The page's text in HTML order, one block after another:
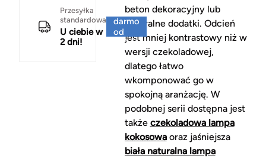
Przesyłka
standardowa
U ciebie w
2 dni!
darmo
od
150 zł
beton dekoracyjny lub
neutralne dodatki. Odcień
jest mniej kontrastowy niż w
wersji czekoladowej,
dlatego łatwo
wkomponować go w
spokojną aranżację. W
podobnej serii dostępna jest
także czekoladowa lampa
kokosowaoraz jaśniejsza
biała naturalna lampa